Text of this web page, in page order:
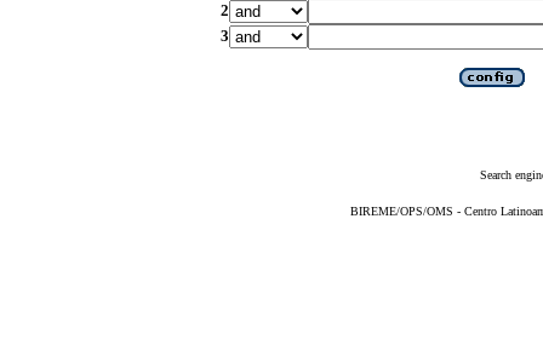
2
3
Search
BIREME/OPS/OMS - Centro